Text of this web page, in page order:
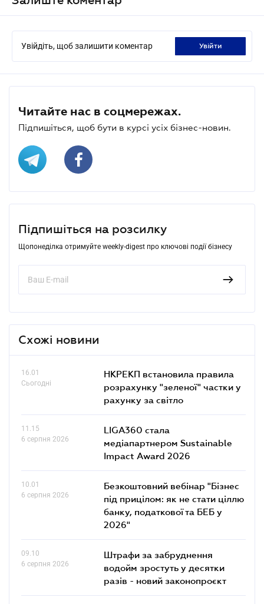
Увійдіть, щоб залишити коментар увійти
Читайте нас в соцмережах.
Підпишіться, щоб бути в курсі усіх бізнес-новин.
Підпишіться на розсилку
Щопонеділка отримуйте weekly-digest про ключові події бізнесу
Схожі новини
16.01
Сьогодні
НКРЕКП встановила правила
розрахунку "зеленої" частки у
рахунку за світло
11.15
6 серпня 2026
LIGA360 стала
медіапартнером Sustainable
Impact Award 2026
10.01
6 серпня 2026
Безкоштовний вебінар "Бізнес
під прицілом: як не стати ціллю
банку, податкової та БЕБ у
2026"
09.10
6 серпня 2026
Штрафи за забруднення
водойм зростуть у десятки
разів - новий законопроєкт